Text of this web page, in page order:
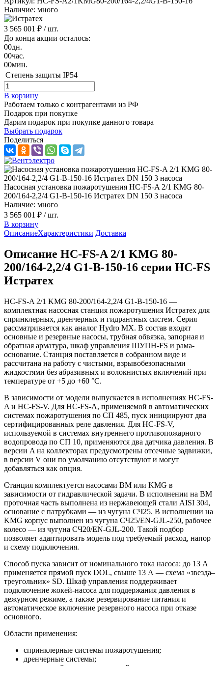
Наличие: много
3 565 001 ₽ / шт.
До конца акции осталось:
00дн.
00час.
00мин.
Степень защиты IP54
В корзину
Работаем только с контрагентами из РФ
Подарок при покупке
Дарим подарок при покупке данного товара
Выбрать подарок
Поделиться
Насосная установка пожаротушения HC-FS-A 2/1 KMG 80-
200/164-2,2/4 G1-B-150-16 Истратех DN 150 3 насоса
Наличие: много
3 565 001 ₽ / шт.
В корзину
ОписаниеХарактеристики Доставка
Описание HC-FS-A 2/1 KMG 80-
200/164-2,2/4 G1-B-150-16 серии HC-FS
Истратех
HC-FS-A 2/1 KMG 80-200/164-2,2/4 G1-B-150-16 —
комплектная насосная станция пожаротушения Истратех для
спринклерных, дренчерных и гидрантных систем. Серия
рассматривается как аналог Hydro MX. В состав входят
основные и резервные насосы, трубная обвязка, запорная и
обратная арматура, шкаф управления ШУПН-FS и рама-
основание. Станция поставляется в собранном виде и
рассчитана на работу с чистыми, взрывобезопасными
жидкостями без абразивных и волокнистых включений при
температуре от +5 до +60 °С.
В зависимости от модели выпускается в исполнениях HC-FS-
A и HC-FS-V. Для HC-FS-A, применяемой в автоматических
системах пожаротушения по СП 485, пуск инициируют два
сертифицированных реле давления. Для HC-FS-V,
используемой в системах внутреннего противопожарного
водопровода по СП 10, применяются два датчика давления. В
версии A на коллекторах предусмотрены отсечные задвижки,
в версии V они по умолчанию отсутствуют и могут
добавляться как опция.
Станция комплектуется насосами BM или KMG в
зависимости от гидравлической задачи. В исполнении на BM
проточная часть выполнена из нержавеющей стали AISI 304,
основание с патрубками — из чугуна СЧ25. В исполнении на
KMG корпус выполнен из чугуна СЧ25/EN-GJL-250, рабочее
колесо — из чугуна СЧ20/EN-GJL-200. Такой подбор
позволяет адаптировать модель под требуемый расход, напор
и схему подключения.
Способ пуска зависит от номинального тока насоса: до 13 А
применяется прямой пуск DOL, свыше 13 А — схема «звезда–
треугольник» SD. Шкаф управления поддерживает
подключение жокей-насоса для поддержания давления в
дежурном режиме, а также резервирование питания и
автоматическое включение резервного насоса при отказе
основного.
Области применения:
спринклерные системы пожаротушения;
дренчерные системы;
внутренний противопожарный водопровод;